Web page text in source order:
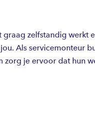
graag zelfstandig werkt
Als servicemonteur
zorg je ervoor dat hun